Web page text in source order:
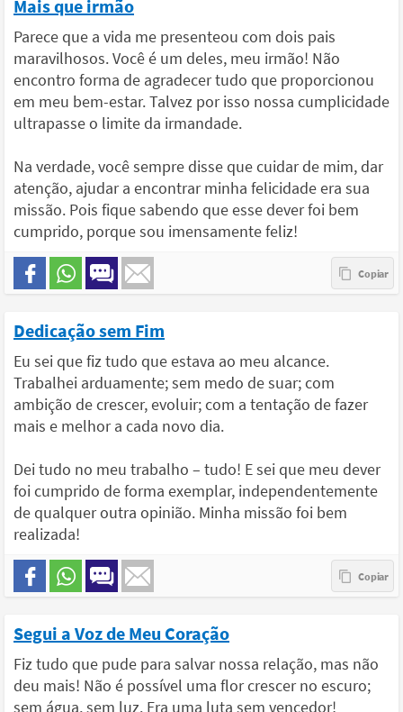
Mais que irmão
Parece que a vida me presenteou com dois pais
maravilhosos. Você é um deles, meu irmão! Não
encontro forma de agradecer tudo que proporcionou
em meu bem-estar. Talvez por isso nossa cumplicidade
ultrapasse o limite da irmandade.
Na verdade, você sempre disse que cuidar de mim, dar
atenção, ajudar a encontrar minha felicidade era sua
missão. Pois fique sabendo que esse dever foi bem
cumprido, porque sou imensamente feliz!
Dedicação sem Fim
Eu sei que fiz tudo que estava ao meu alcance.
Trabalhei arduamente; sem medo de suar; com
ambição de crescer, evoluir; com a tentação de fazer
mais e melhor a cada novo dia.
Dei tudo no meu trabalho – tudo! E sei que meu dever
foi cumprido de forma exemplar, independentemente
de qualquer outra opinião. Minha missão foi bem
realizada!
Segui a Voz de Meu Coração
Fiz tudo que pude para salvar nossa relação, mas não
deu mais! Não é possível uma flor crescer no escuro;
sem água, sem luz. Era uma luta sem vencedor!